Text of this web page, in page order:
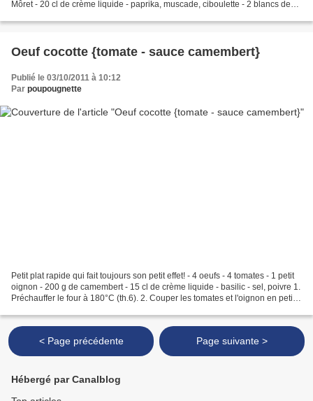
Môret - 20 cl de crème liquide - paprika, muscade, ciboulette - 2 blancs de
Oeuf cocotte {tomate - sauce camembert}
Publié le 03/10/2011 à 10:12
Par poupougnette
Petit plat rapide qui fait toujours son petit effet! - 4 oeufs - 4 tomates - 1 petit
oignon - 200 g de camembert - 15 cl de crème liquide - basilic - sel, poivre 1.
Préchauffer le four à 180°C (th.6). 2. Couper les tomates et l'oignon en petits
< Page précédente Page suivante >
Hébergé par Canalblog